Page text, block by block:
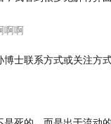
医的争议和差异
学：以文科生的视
啊啊
博士联系方式或关注方